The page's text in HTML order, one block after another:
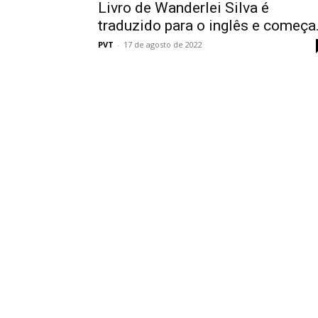
Livro de Wanderlei Silva é
traduzido para o inglês e
PVT - 17 de agosto de 2022